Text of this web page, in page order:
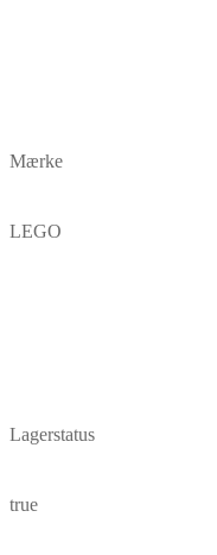
Mærke
LEGO
Lagerstatus
true